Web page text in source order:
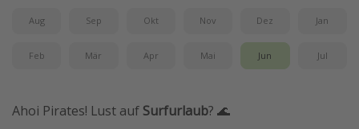
Weitere Themen
Reise Journal
Rundreisen in Thailand
Aug Sep Okt Nov Dez Jan
Feb Mär Apr Mai Jun Jul
Ahoi Pirates! Lust auf Surfurlaub? 🌊